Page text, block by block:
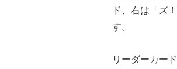
ド、右は「ズ
す。
リーダーカー